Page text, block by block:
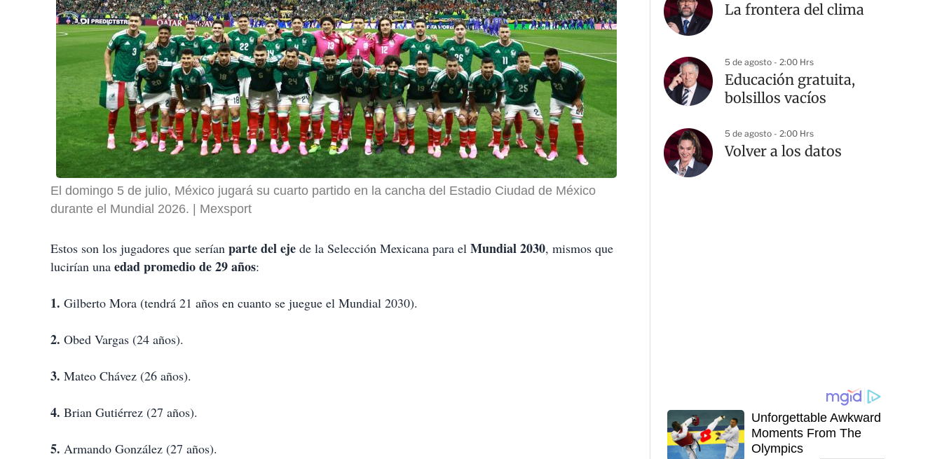
El domingo 5 de julio, México jugará su cuarto partido en la cancha del Estadio Ciudad de México
durante el Mundial 2026.
Mexsport
Estos son los jugadores que serían parte del eje de la Selección Mexicana para el Mundial 2030, mismos que
lucirían una edad promedio de 29 años:
1. Gilberto Mora (tendrá 21 años en cuanto se juegue el Mundial 2030).
2. Obed Vargas (24 años).
3. Mateo Chávez (26 años).
4. Brian Gutiérrez (27 años).
5. Armando González (27 años).
La frontera del clima
5 de agosto - 2:00 Hrs
Educación gratuita,
bolsillos vacíos
5 de agosto - 2:00 Hrs
Volver a los datos